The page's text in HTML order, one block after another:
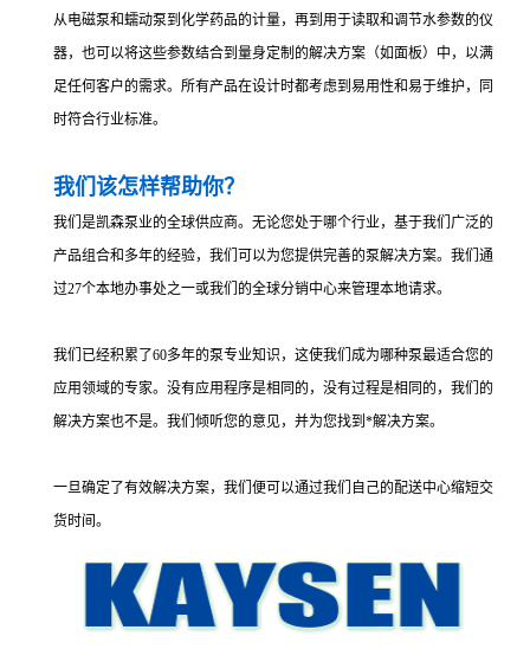
从电磁泵和蠕动泵到化学药品的计量，再到用于读取和调节水参数的仪
器，也可以将这些参数结合到量身定制的解决方案（如面板）中，以满
足任何客户的需求。所有产品在设计时都考虑到易用性和易于维护，同
时符合行业标准。
我们该怎样帮助你？
我们是凯森泵业的全球供应商。无论您处于哪个行业，基于我们广泛的
产品组合和多年的经验，我们可以为您提供完善的泵解决方案。我们通
过27个本地办事处之一或我们的全球分销中心来管理本地请求。
我们已经积累了60多年的泵专业知识，这使我们成为哪种泵最适合您的
应用领域的专家。没有应用程序是相同的，没有过程是相同的，我们的
解决方案也不是。我们倾听您的意见，并为您找到*解决方案。
一旦确定了有效解决方案，我们便可以通过我们自己的配送中心缩短交
货时间。